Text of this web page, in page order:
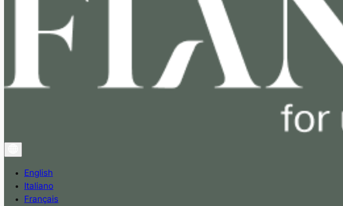
English
Italiano
Français